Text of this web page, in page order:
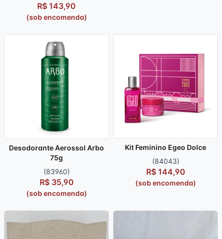
R$ 143,90
(sob encomenda)
Desodorante Aerossol Arbo
75g
(83960)
R$ 35,90
(sob encomenda)
Kit Feminino Egeo Dolce
(84043)
R$ 144,90
(sob encomenda)